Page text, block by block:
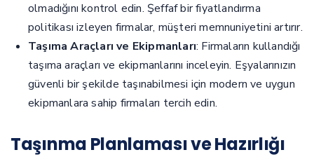
olmadığını kontrol edin. Şeffaf bir fiyatlandırma
politikası izleyen firmalar, müşteri memnuniyetini artırır.
Taşıma Araçları ve Ekipmanları: Firmaların kullandığı
taşıma araçları ve ekipmanlarını inceleyin. Eşyalarınızın
güvenli bir şekilde taşınabilmesi için modern ve uygun
ekipmanlara sahip firmaları tercih edin.
Taşınma Planlaması ve Hazırlığı